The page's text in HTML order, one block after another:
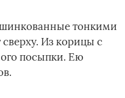
тонкими
Из корицы с
посыпки. Ею